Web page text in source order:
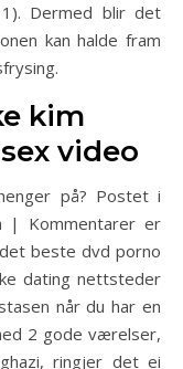
Dermed blir det
kan halde fram
kim
video
på? Postet i
| Kommentarer er
beste dvd porno
dating nettsteder
når du har en
2 gode værelser,
ringjer det ei